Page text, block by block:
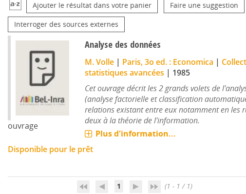
Ajouter le résultat dans votre panier Faire une suggestion
Interroger des sources externes
ouvrage
Analyse des données
M. Volle | Paris, 3o ed. : Economica |
statistiques avancées | 1985
Cet ouvrage décrit les 2 grands volets de
(analyse factorielle et classification
relations existant entre eux notamment en les
deux à la théorie de l'information.
Plus d'information...
Disponible pour le prêt
1 (1 - 1 / 1)